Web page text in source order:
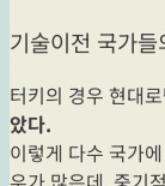
기술이전 국가
터키의 경우 현대
았다.
이렇게 다수 국가